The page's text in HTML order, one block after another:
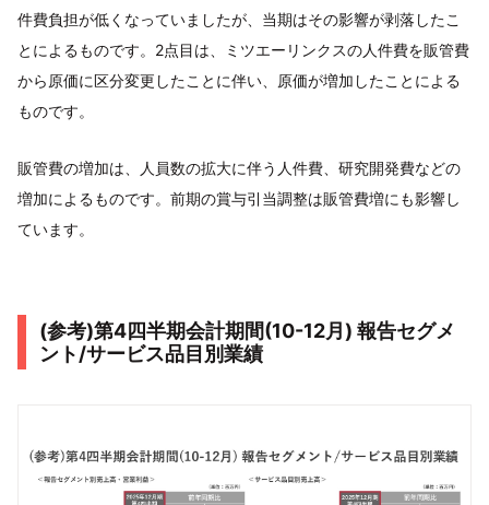
件費負担が低くなっていましたが、当期はその影響が剥落したこ
とによるものです。2点⽬は、ミツエーリンクスの⼈件費を販管費
から原価に区分変更したことに伴い、原価が増加したことによる
ものです。
販管費の増加は、⼈員数の拡⼤に伴う⼈件費、研究開発費などの
増加によるものです。前期の賞与引当調整は販管費増にも影響し
ています。
(参考)第4四半期会計期間(10-12⽉) 報告セグメ
ント/サービス品⽬別業績